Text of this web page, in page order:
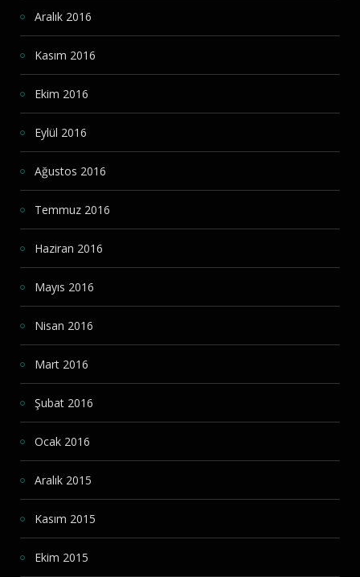
Aralık 2016
Kasım 2016
Ekim 2016
Eylül 2016
Ağustos 2016
Temmuz 2016
Haziran 2016
Mayıs 2016
Nisan 2016
Mart 2016
Şubat 2016
Ocak 2016
Aralık 2015
Kasım 2015
Ekim 2015